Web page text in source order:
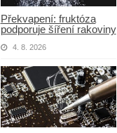
Překvapení: fruktóza
podporuje šíření rakoviny
4. 8. 2026